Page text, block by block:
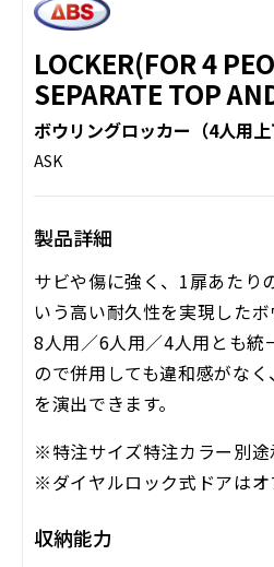
LOCKER(FOR 4
SEPARATE TOP
ボウリングロッカー（4人用上
ASK
製品詳細
サビや傷に強く、1扉あたり
いう高い耐久性を実現したボ
8人用／6人用／4人用とも統
ので併用しても違和感がな
を演出できます。
※特注サイズ特注カラー別途
※ダイヤルロック式ドアはオ
収納能力